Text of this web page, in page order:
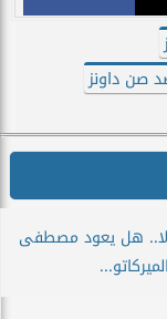
صن داونز
هل يعود مصطفى